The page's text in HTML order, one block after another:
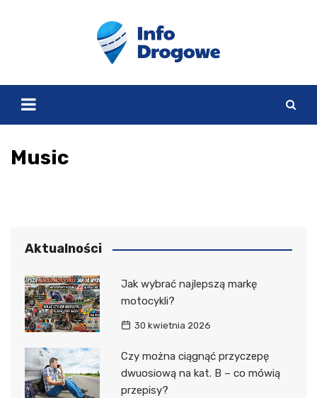
Music
Aktualności
Jak wybrać najlepszą markę
motocykli?
30 kwietnia 2026
Czy można ciągnąć przyczepę
dwuosiową na kat. B – co mówią
przepisy?